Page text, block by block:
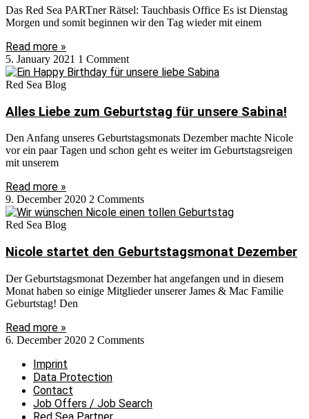
Das Red Sea PARTner Rätsel: Tauchbasis Office Es ist Dienstag
Morgen und somit beginnen wir den Tag wieder mit einem
Read more »
5. January 2021 1 Comment
Red Sea Blog
Alles Liebe zum Geburtstag für unsere Sabina!
Den Anfang unseres Geburtstagsmonats Dezember machte Nicole
vor ein paar Tagen und schon geht es weiter im Geburtstagsreigen
mit unserem
Read more »
9. December 2020 2 Comments
Red Sea Blog
Nicole startet den Geburtstagsmonat Dezember
Der Geburtstagsmonat Dezember hat angefangen und in diesem
Monat haben so einige Mitglieder unserer James & Mac Familie
Geburtstag! Den
Read more »
6. December 2020 2 Comments
Imprint
Data Protection
Contact
Job Offers / Job Search
Red Sea Partner